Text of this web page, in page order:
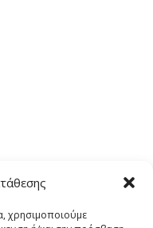
χρησιμοποιούμε